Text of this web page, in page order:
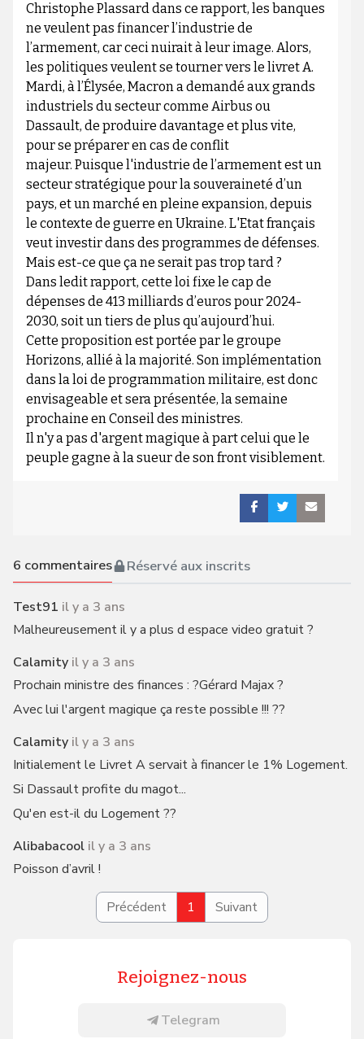
Christophe Plassard dans ce rapport, les banques
ne veulent pas financer l’industrie de
l’armement, car ceci nuirait à leur image. Alors,
les politiques veulent se tourner vers le livret A.
Mardi, à l’Élysée, Macron a demandé aux grands
industriels du secteur comme Airbus ou
Dassault, de produire davantage et plus vite,
pour se préparer en cas de conflit
majeur. Puisque l'industrie de l’armement est un
secteur stratégique pour la souveraineté d’un
pays, et un marché en pleine expansion, depuis
le contexte de guerre en Ukraine. L'Etat français
veut investir dans des programmes de défenses.
Mais est-ce que ça ne serait pas trop tard ?
Dans ledit rapport, cette loi fixe le cap de
dépenses de 413 milliards d’euros pour 2024-
2030, soit un tiers de plus qu’aujourd’hui.
Cette proposition est portée par le groupe
Horizons, allié à la majorité. Son implémentation
dans la loi de programmation militaire, est donc
envisageable et sera présentée, la semaine
prochaine en Conseil des ministres.
Il n'y a pas d'argent magique à part celui que le
peuple gagne à la sueur de son front visiblement.
6 commentaires Réservé aux inscrits
Test91 il y a 3 ans
Malheureusement il y a plus d espace video gratuit ?
Calamity il y a 3 ans
Prochain ministre des finances : ?Gérard Majax ?
Avec lui l'argent magique ça reste possible !!! ??
Calamity il y a 3 ans
Initialement le Livret A servait à financer le 1% Logement.
Si Dassault profite du magot...
Qu'en est-il du Logement ??
Alibabacool il y a 3 ans
Poisson d’avril !
Précédent 1 Suivant
Rejoignez-nous
Telegram